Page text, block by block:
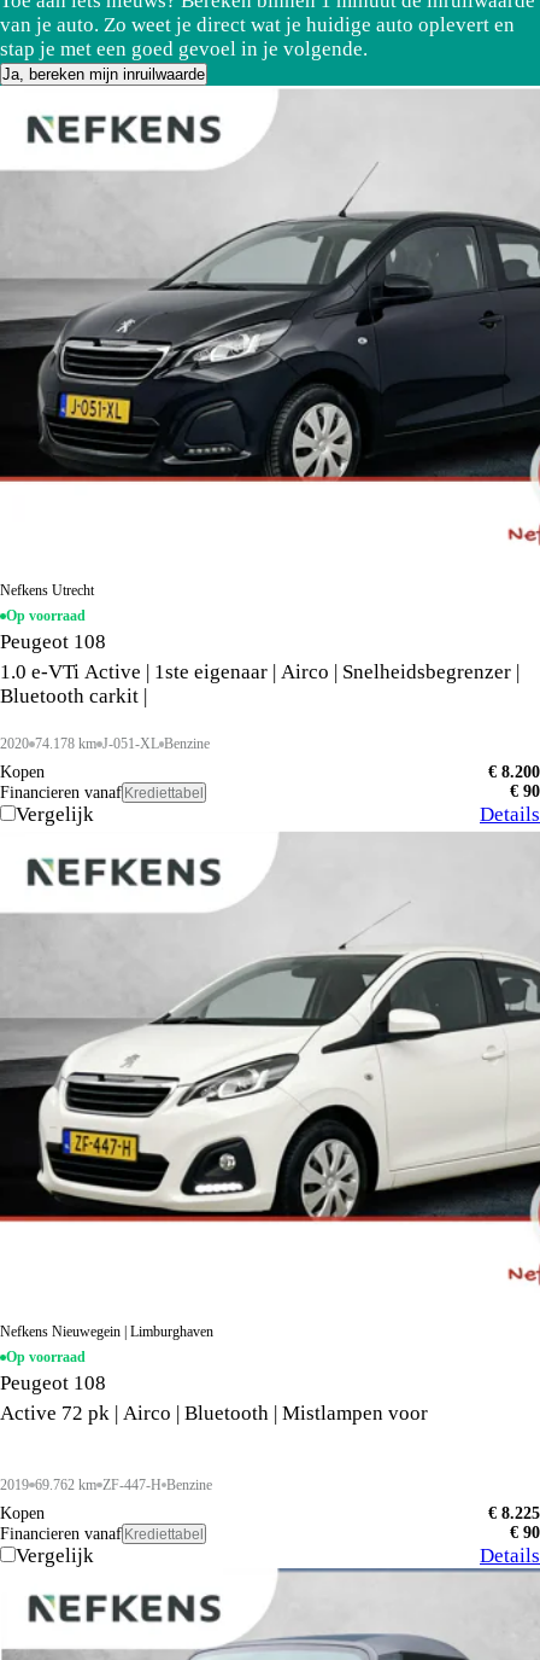
van je auto. Zo weet je direct wat je huidige auto oplevert en
stap je met een goed gevoel in je volgende.
Ja, bereken mijn inruilwaarde
Nefkens Utrecht
Op voorraad
Peugeot 108
1.0 e-VTi Active | 1ste eigenaar | Airco | Snelheidsbegrenzer |
Bluetooth carkit |
2020 74.178 km J-051-XL Benzine
Kopen
€ 8.200
Financieren vanaf Krediettabel € 90
Vergelijk Details
Nefkens Nieuwegein | Limburghaven
Op voorraad
Peugeot 108
Active 72 pk | Airco | Bluetooth | Mistlampen voor
2019 69.762 km ZF-447-H Benzine
Kopen
€ 8.225
Financieren vanaf Krediettabel € 90
Vergelijk Details